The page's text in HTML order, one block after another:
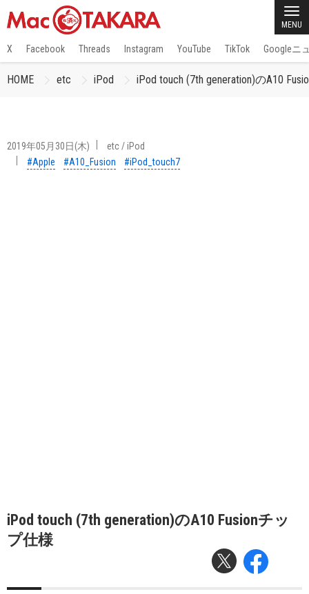
MENU
X Facebook Threads Instagram YouTube TikTok Googleニ
HOME etc iPod iPod touch (7th generation)のA10
2019年05月30日(木) etc/iPod
#Apple
#A10_Fusion #iPod_touch7
iPod touch (7th generation)のA10 Fusionチッ
プ仕様